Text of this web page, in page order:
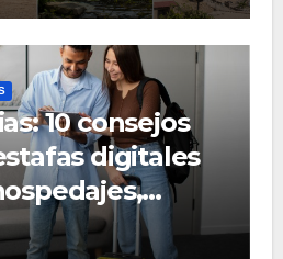
10 consejos
digitales